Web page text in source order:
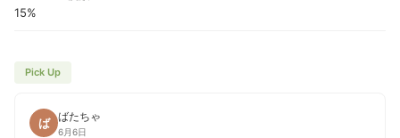
15%
Pick Up
ば ばたちゃ
6月6日